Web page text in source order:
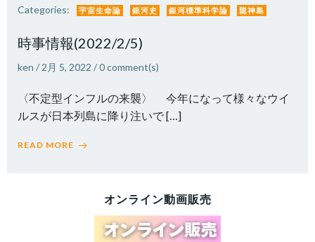
Categories: 宇宙生命論 銀河史 銀河標準科学論 龍神島
時事情報(2022/2/5)
ken / 2月 5, 2022 /0comment(s)
〈不定型インフルの来襲〉 今年になって様々なウイ
ルスが日本列島に降り注いで […]
READ MORE
オンライン動画販売